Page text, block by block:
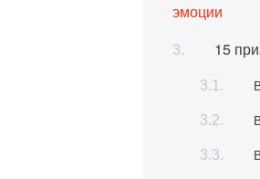
эмоции
15